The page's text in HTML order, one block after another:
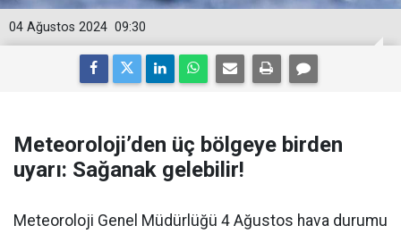
09:30
04 Ağustos 2024
Meteoroloji’den üç bölgeye birden
uyarı: Sağanak gelebilir!
Meteoroloji Genel Müdürlüğü 4 Ağustos hava durumu